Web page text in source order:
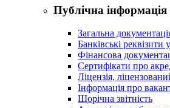
Публічна інформація
Загальна
Банківські реквізити
Фінансова
Сертифікати про
Ліцензія,
Інформація про
Щорічна звітність